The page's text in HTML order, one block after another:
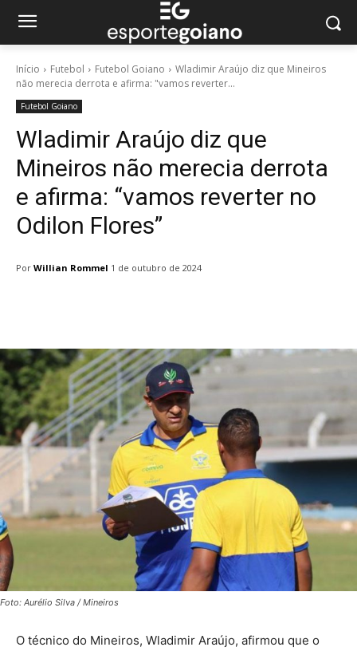
Início Futebol Futebol Goiano
Wladimir Araújo diz que Mineiros
não merecia derrota e afirma: "vamos reverter...
Futebol Goiano
Wladimir Araújo diz que
Mineiros não merecia derrota
e afirma: “vamos reverter no
Odilon Flores”
Por Willian Rommel 1 de outubro de 2024
Foto: Aurélio Silva / Mineiros
O técnico do Mineiros, Wladimir Araújo, afirmou que o